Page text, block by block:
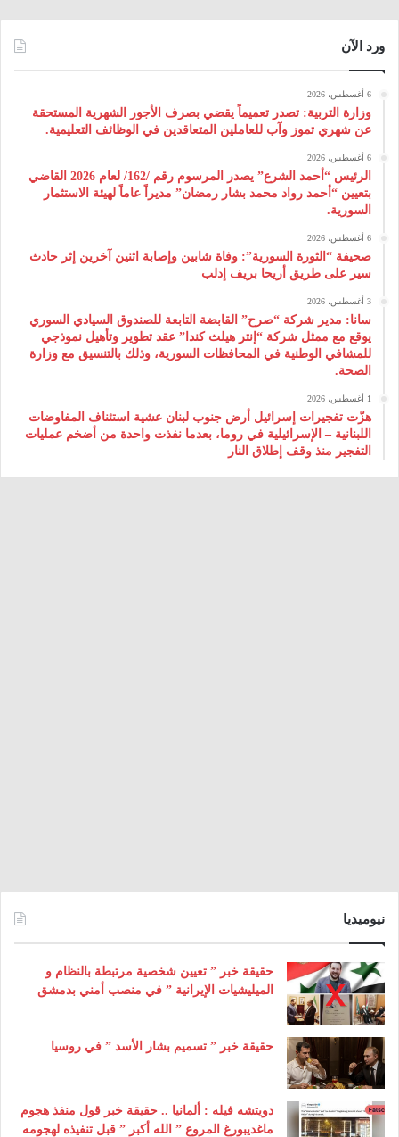
ورد الآن
6 أغسطس، 2026
وزارة التربية: تصدر تعميماً يقضي بصرف الأجور الشهرية المستحقة
عن شهري تموز وآب للعاملين المتعاقدين في الوظائف التعليمية.
6 أغسطس، 2026
الرئيس “أحمد الشرع” يصدر المرسوم رقم /162/ لعام 2026 ‌القاضي
بتعيين “أحمد رواد محمد بشار رمضان” مديراً عاماً لهيئة ‌الاستثمار
السورية.
6 أغسطس، 2026
صحيفة “الثورة السورية”: وفاة شابين وإصابة اثنين آخرين إثر حادث
سير على طريق أريحا بريف إدلب
3 أغسطس، 2026
سانا: مدير شركة “صرح” القابضة التابعة للصندوق السيادي السوري
يوقع مع ممثل شركة “إنتر هيلث كندا” عقد تطوير وتأهيل نموذجي
للمشافي الوطنية في المحافظات السورية، وذلك بالتنسيق مع وزارة
الصحة.
1 أغسطس، 2026
هزّت تفجيرات إسرائيل أرض جنوب لبنان عشية استئناف المفاوضات
اللبنانية – الإسرائيلية في روما، بعدما نفذت واحدة من أضخم عمليات
التفجير منذ وقف إطلاق النار
نيوميديا
حقيقة خبر ” تعيين شخصية مرتبطة بالنظام و
الميليشيات الإيرانية ” في منصب أمني بدمشق
حقيقة خبر ” تسميم بشار الأسد ” في روسيا
دويتشه فيله : ألمانيا .. حقيقة خبر قول منفذ هجوم
ماغديبورغ المروع ” الله أكبر ” قبل تنفيذه لهجومه